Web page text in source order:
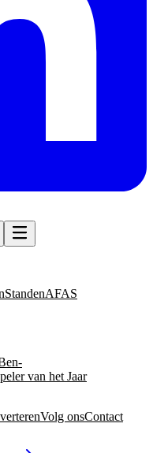
StandenAFAS
van het Jaar
Volg onsContact